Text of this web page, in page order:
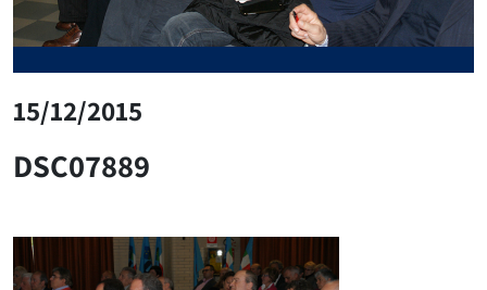
15/12/2015
DSC07889